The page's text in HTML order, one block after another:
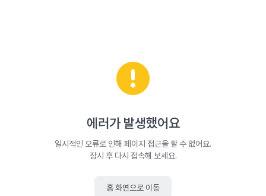
에러가 발생했어요
일시적인 오류로 인해 페이지 접근을 할 수 없어요.
잠시 후 다시 접속해 보세요.
홈 화면으로 이동